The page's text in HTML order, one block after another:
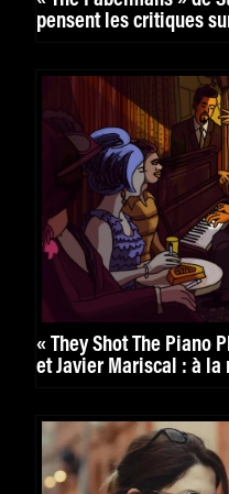
pensent les critiques
« They Shot The Piano
et Javier Mariscal : à la